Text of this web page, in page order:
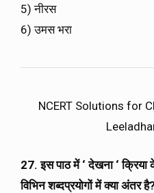
5) नीरस
6) उमस भरा
NCERT Solutions for
27. इस पाठ में ‘ देखना ‘
विभिन शब्दप्रयोगों में क्या अंतर